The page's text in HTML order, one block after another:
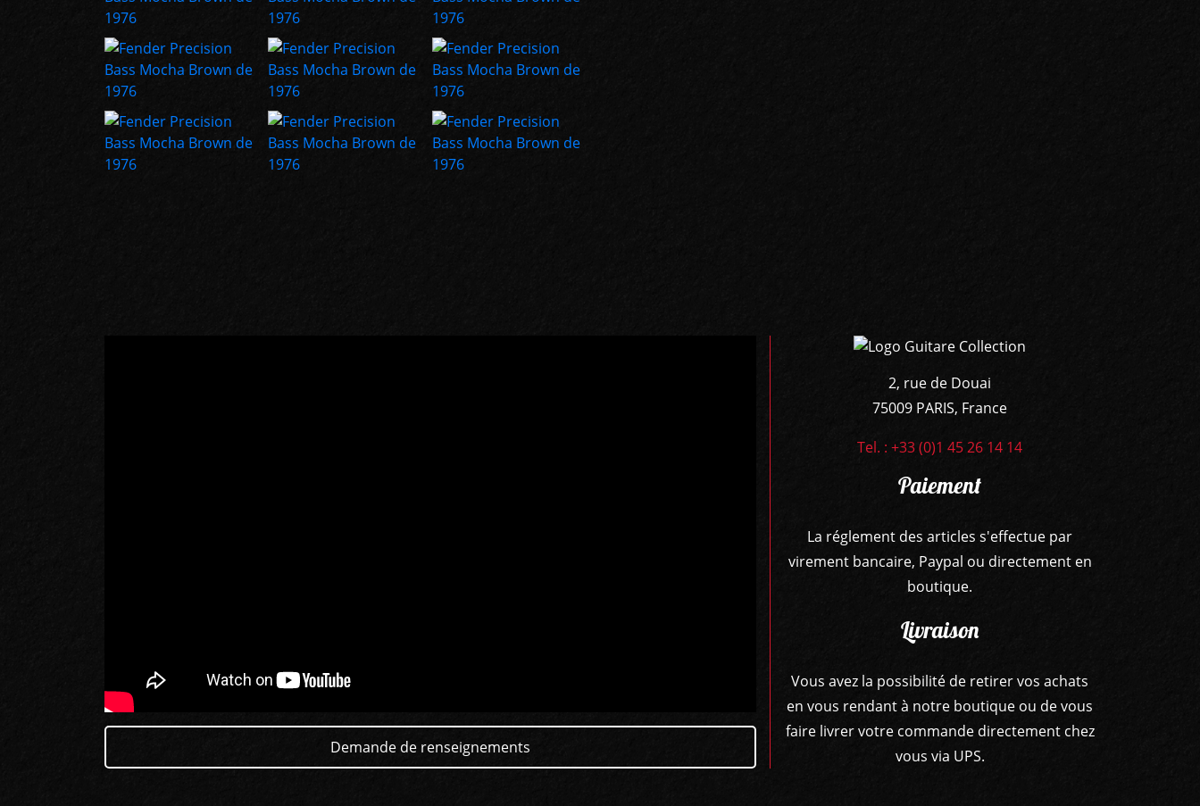
Demande de renseignements
2, rue de Douai
75009 PARIS, France
Tel. : +33 (0)1 45 26 14 14
Paiement
La réglement des articles s'effectue par
virement bancaire, Paypal ou directement en
boutique.
Livraison
Vous avez la possibilité de retirer vos achats
en vous rendant à notre boutique ou de vous
faire livrer votre commande directement chez
vous via UPS.